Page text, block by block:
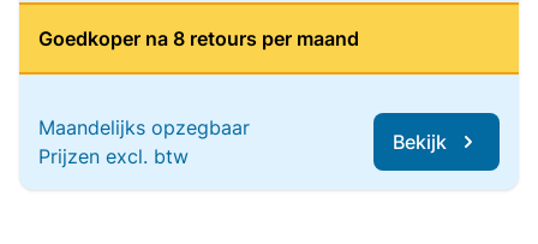
Goedkoper na 8 retours per maand
Maandelijks opzegbaar
Prijzen excl. btw
Bekijk